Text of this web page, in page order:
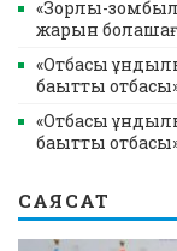
«Зорлық-
жарқын
«Отбасы
бақытты
«Отбасы
бақытты
САЯСАТ